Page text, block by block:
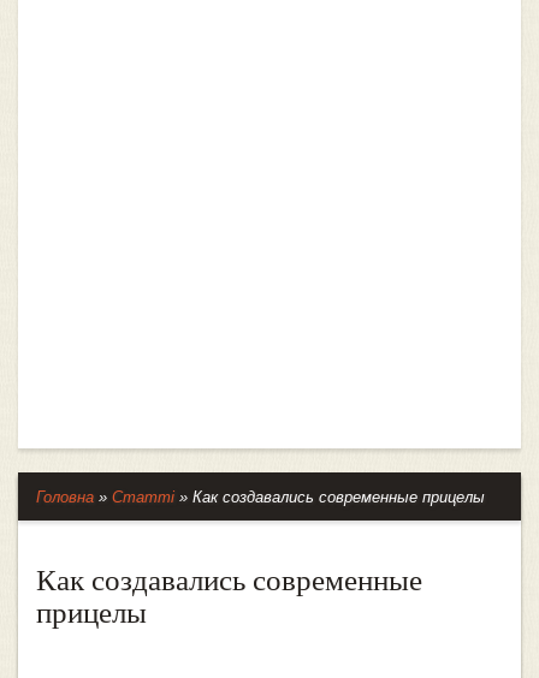
Головна » Статті » Как создавались современные прицелы
Как создавались современные
прицелы